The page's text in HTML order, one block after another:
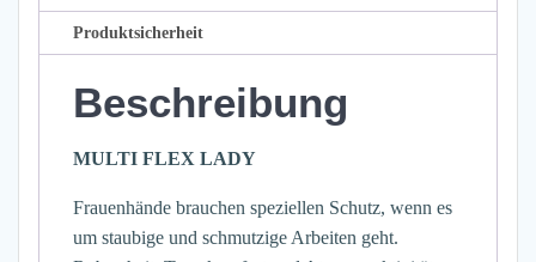
Produktsicherheit
Beschreibung
MULTI FLEX LADY
Frauenhände brauchen speziellen Schutz, wenn es
um staubige und schmutzige Arbeiten geht.